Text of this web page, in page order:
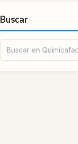
Buscar